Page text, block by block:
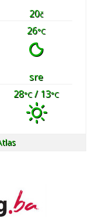
20č
26°C
sre
28°C/ 13°C